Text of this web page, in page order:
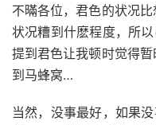
不暪各位，君色的状况
状况糟到什麽程度，所
提到君色让我顿时觉得
到马蜂窝…
当然，没事最好，如果